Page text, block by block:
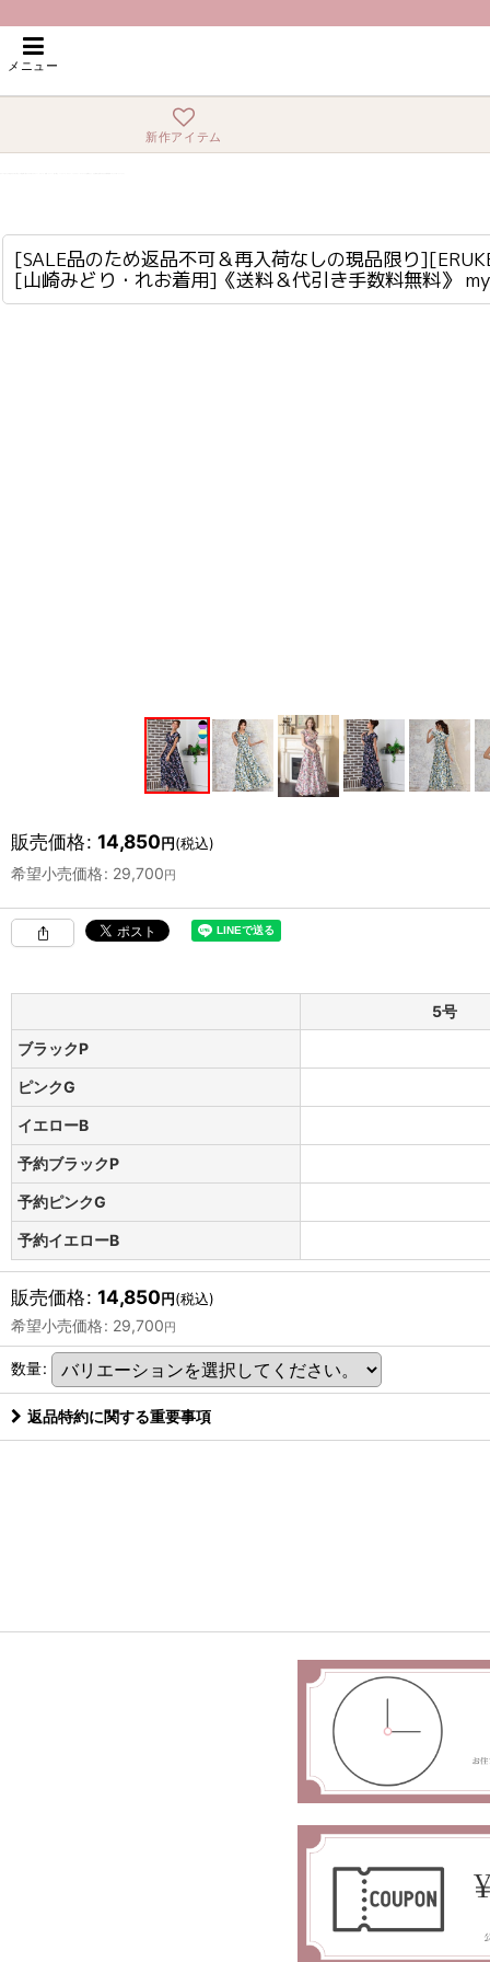
メニュー
新作アイテム
ホーム > ロング・マキシ
[SALE品のため返品不可＆再入荷なしの現品限り][ERUKEI]フリルポイント・
[SALE品のため返品不可＆再入荷なしの現品限り
[山崎みどり・れお着用]《送料＆代引き手数料無料》
販売価格: 14,850円(税込)
希望小売価格: 29,700円
5号
ブラックP
ピンクG
イエローB
予約ブラックP
予約ピンクG
予約イエローB
販売価格: 14,850円(税込)
希望小売価格: 29,700円
数量:
返品特約に関する重要事項